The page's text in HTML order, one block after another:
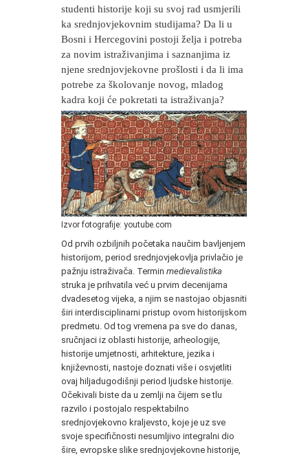
studenti historije koji su svoj rad usmjerili
ka srednjovjekovnim studijama? Da li u
Bosni i Hercegovini postoji želja i potreba
za novim istraživanjima i saznanjima iz
njene srednjovjekovne prošlosti i da li ima
potrebe za školovanje novog, mladog
kadra koji će pokretati ta istraživanja?
Izvor fotografije: youtube.com
Od prvih ozbiljnih početaka naučim bavljenjem
historijom, period srednjovjekovlja privlačio je
pažnju istraživača. Termin medievalistika
struka je prihvatila već u prvim decenijama
dvadesetog vijeka, a njim se nastojao objasniti
širi interdisciplinarni pristup ovom historijskom
predmetu. Od tog vremena pa sve do danas,
sručnjaci iz oblasti historije, arheologije,
historije umjetnosti, arhitekture, jezika i
književnosti, nastoje doznati više i osvjetliti
ovaj hiljadugodišnji period ljudske historije.
Očekivali biste da u zemlji na čijem se tlu
razvilo i postojalo respektabilno
srednjovjekovno kraljevsto, koje je uz sve
svoje specifičnosti nesumljivo integralni dio
šire, evropske slike srednjovjekovne historije,